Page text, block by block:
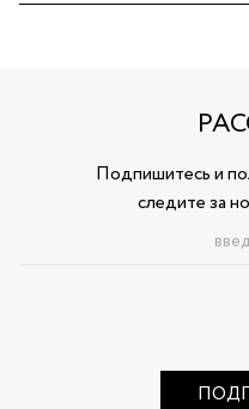
Подпишитесь и
следите за